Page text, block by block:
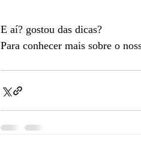
E aí? gostou das dicas?
Para conhecer mais sobre o